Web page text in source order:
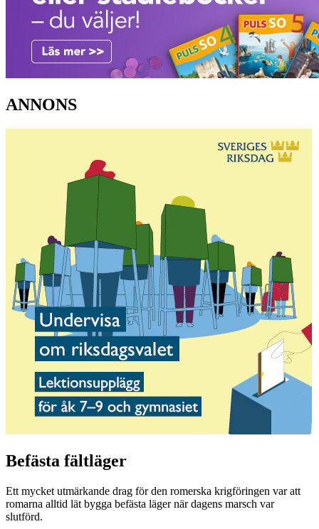
ANNONS
Befästa fältläger
Ett mycket utmärkande drag för den romerska krigföringen var att
romarna alltid lät bygga befästa läger när dagens marsch var
slutförd.